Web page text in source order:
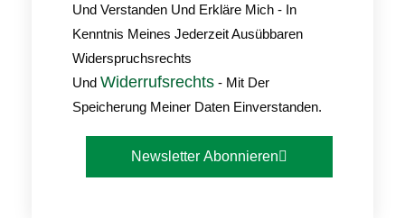
Und Verstanden Und Erkläre Mich - In
Kenntnis Meines Jederzeit Ausübbaren
Widerspruchsrechts
Und Widerrufsrechts - Mit Der
Speicherung Meiner Daten Einverstanden.
Newsletter Abonnieren